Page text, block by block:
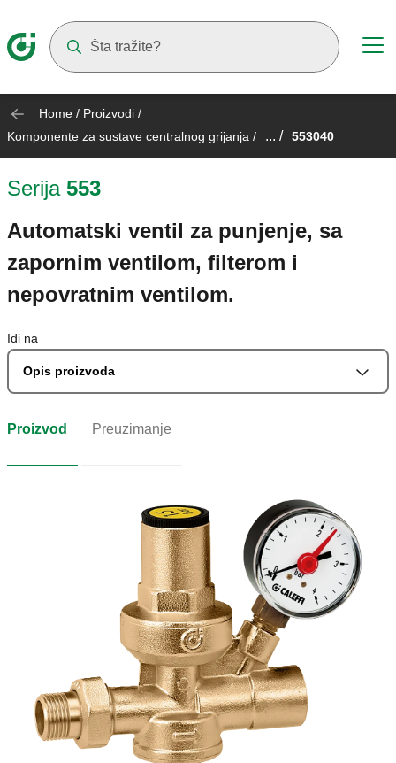
Home / Proizvodi /
Komponente za sustave centralnog grijanja / ... / 553040
Serija 553
Automatski ventil za punjenje, sa
zapornim ventilom, filterom i
nepovratnim ventilom.
Idi na
Opis proizvoda
Proizvod Preuzimanje